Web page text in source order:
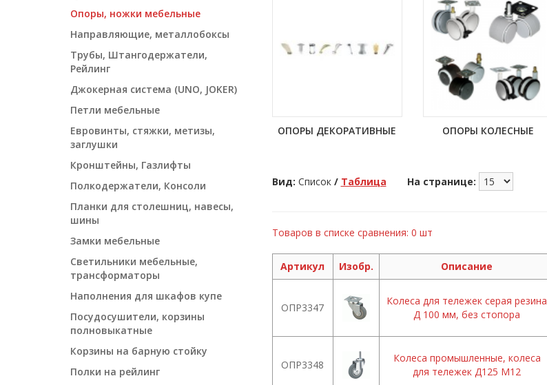
Опоры, ножки мебельные
Направляющие, металлобоксы
Трубы, Штангодержатели,
Рейлинг
Джокерная система (UNO, JOKER)
Петли мебельные
Евровинты, стяжки, метизы,
заглушки
Кронштейны, Газлифты
Полкодержатели, Консоли
Планки для столешниц, навесы,
шины
Замки мебельные
Светильники мебельные,
трансформаторы
Наполнения для шкафов купе
Посудосушители, корзины
полновыкатные
Корзины на барную стойку
Полки на рейлинг
ОПОРЫ ДЕКОРАТИВНЫЕ ОПОРЫ КОЛЕСНЫЕ
Вид: Список / Таблица На странице:
Товаров в списке сравнения: 0 шт
Артикул Изобр. Описание
ОПР3347
Колеса для тележек серая резина
Д 100 мм, без стопора
ОПР3348
Колеса промышленные, колеса
для тележек Д125 М12